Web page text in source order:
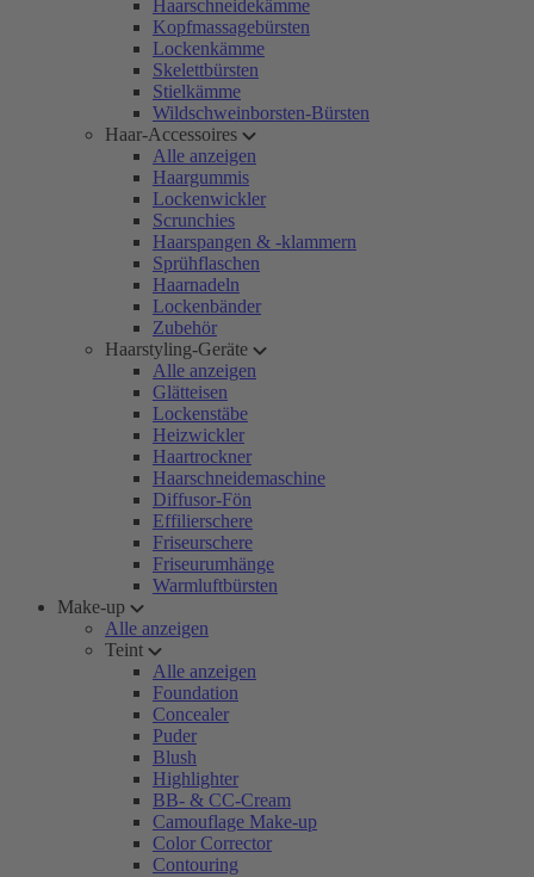
Haarschneidekämme
Kopfmassagebürsten
Lockenkämme
Skelettbürsten
Stielkämme
Wildschweinborsten-Bürsten
Haar-Accessoires
Alle anzeigen
Haargummis
Lockenwickler
Scrunchies
Haarspangen & -klammern
Sprühflaschen
Haarnadeln
Lockenbänder
Zubehör
Haarstyling-Geräte
Alle anzeigen
Glätteisen
Lockenstäbe
Heizwickler
Haartrockner
Haarschneidemaschine
Diffusor-Fön
Effilierschere
Friseurschere
Friseurumhänge
Warmluftbürsten
Make-up
Alle anzeigen
Teint
Alle anzeigen
Foundation
Concealer
Puder
Blush
Highlighter
BB- & CC-Cream
Camouflage Make-up
Color Corrector
Contouring